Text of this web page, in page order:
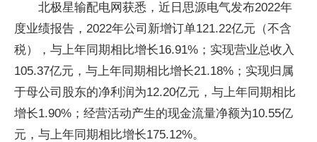
北极星输配电网获悉，近日思源电气发布2022年
度业绩报告，2022年公司新增订单121.22亿元（不含
税），与上年同期相比增长16.91%；实现营业总收入
105.37亿元，与上年同期相比增长21.18%；实现归属
于母公司股东的净利润为12.20亿元，与上年同期相比
增长1.90%；经营活动产生的现金流量净额为10.55亿
元，与上年同期相比增长175.12%。